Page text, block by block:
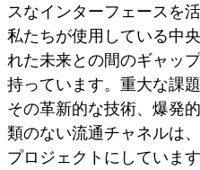
スなインターフェースを
私たちが使用している中
れた未来との間のギャッ
持っています。重大な課
その革新的な技術、爆発
類のない流通チャネルは
プロジェクトにしていま